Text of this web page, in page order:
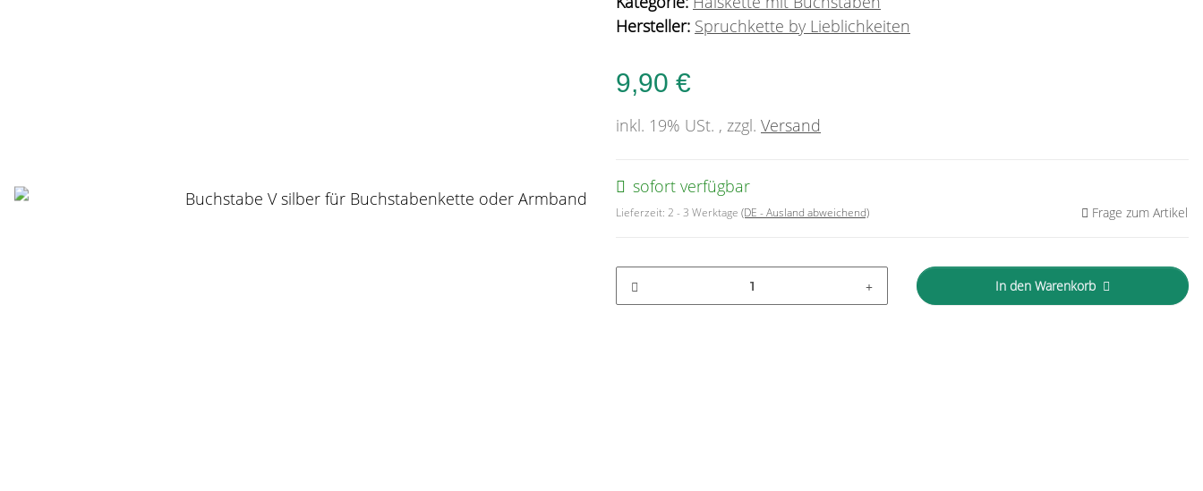
Hersteller: Spruchkette by Lieblichkeiten
9,90 €
inkl. 19% USt. , zzgl. Versand
sofort verfügbar
Lieferzeit: 2 - 3 Werktage (DE - Ausland abweichend) Frage zum Artikel
In den Warenkorb